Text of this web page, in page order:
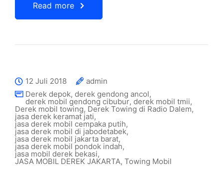
Read more
12 Juli 2018
admin
Derek depok, derek gendong ancol,
derek mobil gendong cibubur, derek mobil tmii,
Derek mobil towing, Derek Towing di Radio Dalem,
jasa derek keramat jati,
jasa derek mobil cempaka putih,
jasa derek mobil di jabodetabek,
jasa derek mobil jakarta barat,
jasa derek mobil pondok indah,
jasa mobil derek bekasi,
JASA MOBIL DEREK JAKARTA, Towing Mobil